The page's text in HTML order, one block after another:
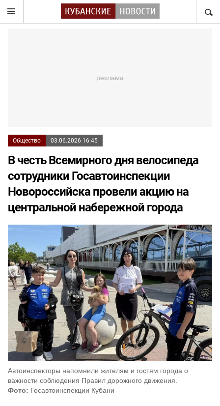
Общество 03.06.2026 16:45
В честь Всемирного дня велосипеда
сотрудники Госавтоинспекции
Новороссийска провели акцию на
центральной набережной города
Автоинспекторы напомнили жителям и гостям города о
важности соблюдения Правил дорожного движения.
Фото: Госавтоинспекции Кубани